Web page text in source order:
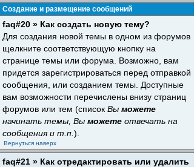
Создание и размещение сообщений
faq#20 » Как создать новую тему?
Для создания новой темы в одном из форумов
щелкните соответствующую кнопку на
странице темы или форума. Возможно, вам
придется зарегистрироваться перед отправкой
сообщения, или созданием темы. Доступные
вам возможности перечислены внизу страниц
форумов или тем (список Вы можете
начинать темы, Вы можете отвечать на
сообщения и т.п. ).
Вернуться наверх
faq#21 » Как отредактировать или удалить